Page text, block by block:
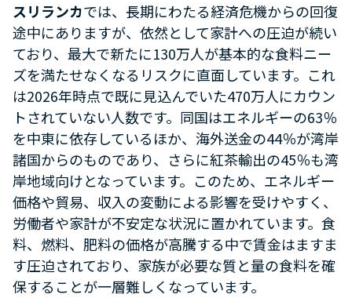
スリランカでは、長期にわたる経済危機からの回復
途中にありますが、依然として家計への圧迫が続い
ており、最大で新たに130万人が基本的な食料ニー
ズを満たせなくなるリスクに直面しています。これ
は2026年時点で既に見込んでいた470万人にカウン
トされていない人数です。同国はエネルギーの63％
を中東に依存しているほか、海外送金の44％が湾岸
諸国からのものであり、さらに紅茶輸出の45％も湾
岸地域向けとなっています。このため、エネルギー
価格や貿易、収入の変動による影響を受けやすく、
労働者や家計が不安定な状況に置かれています。食
料、燃料、肥料の価格が高騰する中で賃金はますま
す圧迫されており、家族が必要な質と量の食料を確
保することが一層難しくなっています。